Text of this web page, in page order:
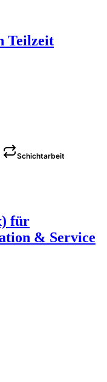
Teilzeit
Schichtarbeit
für
& Service